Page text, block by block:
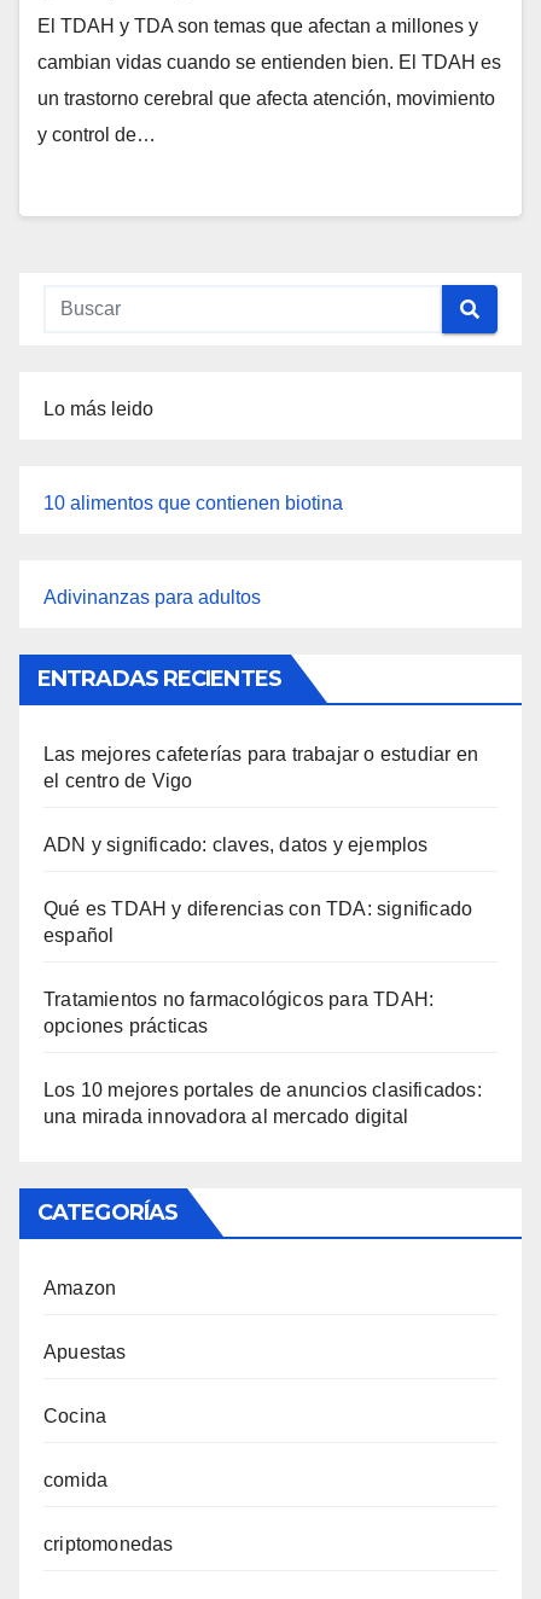
El TDAH y TDA son temas que afectan a millones y
cambian vidas cuando se entienden bien. El TDAH es
un trastorno cerebral que afecta atención, movimiento
y control de…
Lo más leido
10 alimentos que contienen biotina
Adivinanzas para adultos
ENTRADAS RECIENTES
Las mejores cafeterías para trabajar o estudiar en
el centro de Vigo
ADN y significado: claves, datos y ejemplos
Qué es TDAH y diferencias con TDA: significado
español
Tratamientos no farmacológicos para TDAH:
opciones prácticas
Los 10 mejores portales de anuncios clasificados:
una mirada innovadora al mercado digital
CATEGORÍAS
Amazon
Apuestas
Cocina
comida
criptomonedas